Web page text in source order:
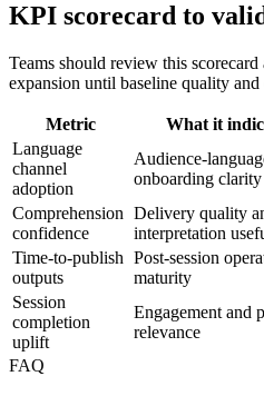
KPI scorecard to
Teams should review this
expansion until baseline quality
Metric What it
Language
channel
adoption
Audience-
onboarding clarity
Comprehension
confidence
Delivery quality
interpretation
Time-to-publish
outputs
Post-session
maturity
Session
completion
uplift
Engagement and
relevance
FAQ